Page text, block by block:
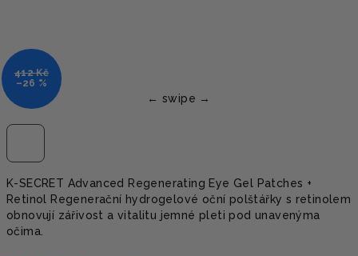
K-SECRET Advanced Regenerating Eye Gel Patches +
Retinol Regenerační hydrogelové oční polštářky s retinolem
obnovují zářivost a vitalitu jemné pleti pod unavenýma
očima.
412 Kč
–26 %